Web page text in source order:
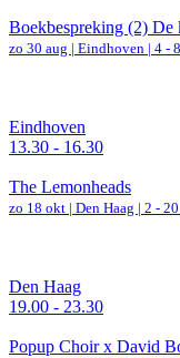
Boekbespreking (2) De
zo 30 aug | Eindhoven | 4 -
Eindhoven
13.30 - 16.30
The Lemonheads
zo 18 okt | Den Haag | 2 -
Den Haag
19.00 - 23.30
Popup Choir x David